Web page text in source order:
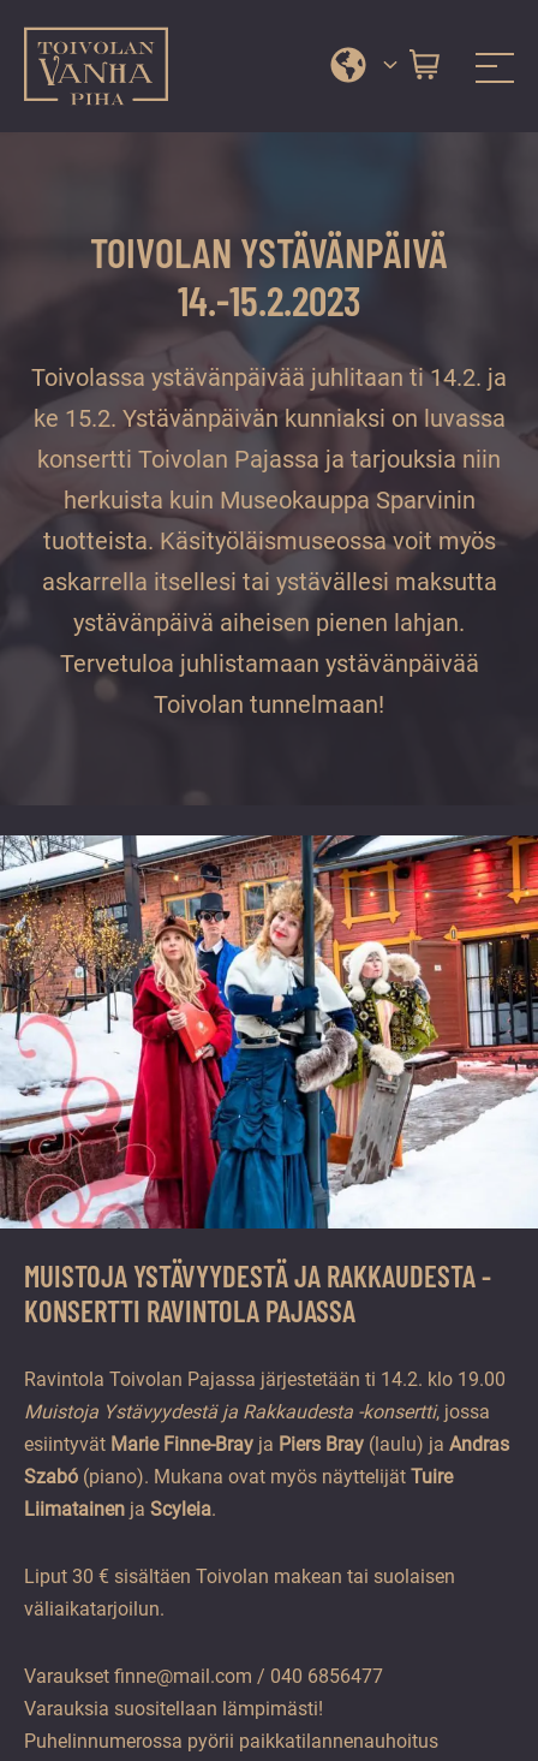
Toivolan vanha piha
kiireettömiä
ja
hyviä
ympäri
vuoden.
TOIVOLAN YSTÄVÄNPÄIVÄ
14.-15.2.2023
Toivolassa ystävänpäivää juhlitaan ti 14.2. ja
ke 15.2. Ystävänpäivän kunniaksi on luvassa
konsertti Toivolan Pajassa ja tarjouksia niin
herkuista kuin Museokauppa Sparvinin
tuotteista. Käsityöläismuseossa voit myös
askarrella itsellesi tai ystävällesi maksutta
ystävänpäivä aiheisen pienen lahjan.
Tervetuloa juhlistamaan ystävänpäivää
Toivolan tunnelmaan!
MUISTOJA YSTÄVYYDESTÄ JA RAKKAUDESTA -
KONSERTTI RAVINTOLA PAJASSA
Ravintola Toivolan Pajassa järjestetään ti 14.2. klo 19.00
Muistoja Ystävyydestä ja Rakkaudesta -konsertti, jossa
esiintyvät Marie Finne-Bray ja Piers Bray (laulu) ja Andras
Szabó (piano). Mukana ovat myös näyttelijät Tuire
Liimatainen ja Scyleia.
Liput 30 € sisältäen Toivolan makean tai suolaisen
väliaikatarjoilun.
Varaukset finne@mail.com / 040 6856477
Varauksia suositellaan lämpimästi!
Puhelinnumerossa pyörii paikkatilannenauhoitus